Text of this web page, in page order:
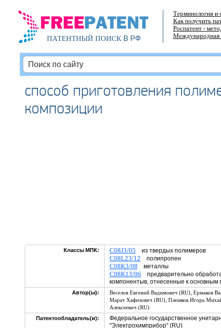
ПАТЕНТНЫЙ ПОИСКВ РФ
Терминология и
Как получить
Роспатент -
Международная
способ приготовления
композиции
Классы МПК: C08J3/05 из твердых полимеров
C08L23/12 полипропен
C08K3/08 металлы
C08K13/06 предварительно
компонентыв, отнесенные к основным
Автор(ы): Веселов Евгений Вадимович (RU), Ермаков
Марат Хафизович (RU), Плешков Игорь
Алексеевич (RU)
Патентообладатель(и):
Федеральное государственное
"Электрохимприбор" (RU)